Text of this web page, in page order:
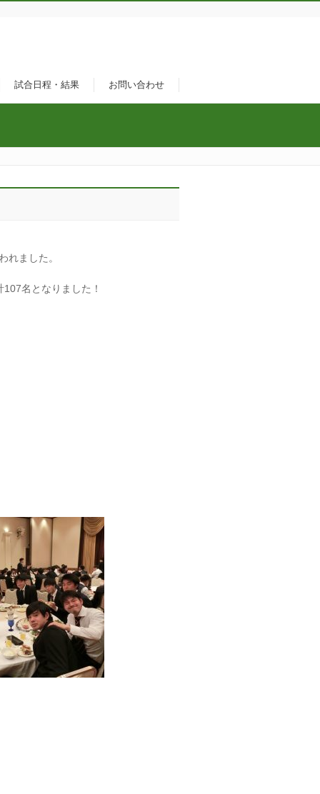
試合日程・結果 お問い合わせ
れました。
名となりました！